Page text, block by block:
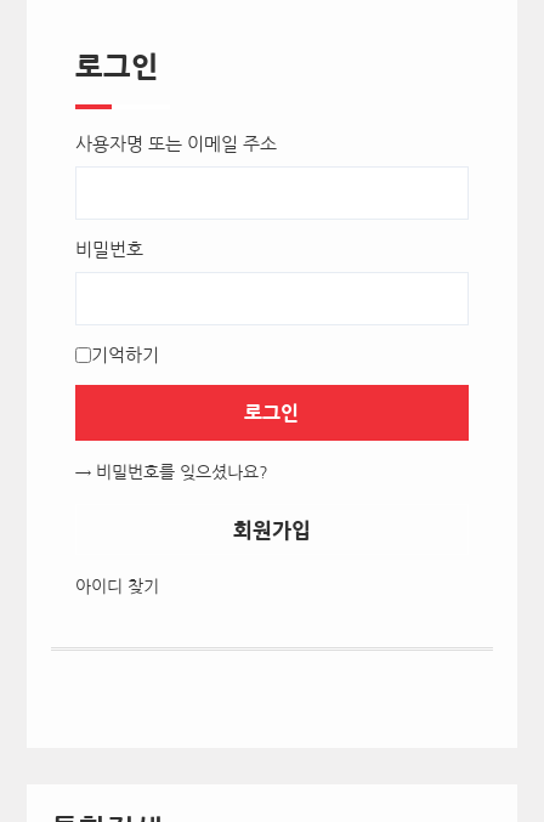
로그인
사용자명 또는 이메일 주소
비밀번호
기억하기
로그인
→ 비밀번호를 잊으셨나요?
회원가입
아이디 찾기